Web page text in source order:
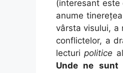
(interesant este
anume
vârsta visului, a
conflictelor, a
lecturipolitice
Unde ne sunt